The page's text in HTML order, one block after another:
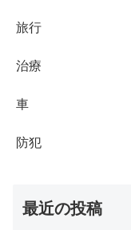
旅行
治療
車
防犯
最近の投稿